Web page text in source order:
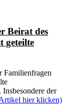
Beirat des
geteilte
Familienfragen
der
hier klicken)